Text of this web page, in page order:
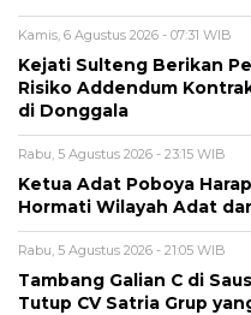
Kamis, 6 Agustus 2026 - 07:31 WIB
Kejati Sulteng Berikan
Risiko Addendum
di Donggala
Rabu, 5 Agustus 2026 - 23:15 WIB
Ketua Adat Poboya
Hormati Wilayah Adat
Rabu, 5 Agustus 2026 - 21:05 WIB
Tambang Galian C di
Tutup CV Satria Grup